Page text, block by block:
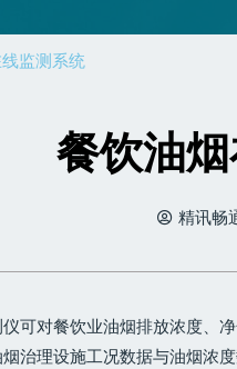
监测系统
餐饮油
精讯畅
可对餐饮业油烟排放浓度、
治理设施工况数据与油烟浓